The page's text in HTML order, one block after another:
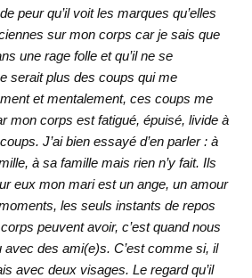
peur qu’il voit les marques qu’elles
sur mon corps car je sais que
une rage folle et qu’il ne se
serait plus des coups qui me
et mentalement, ces coups me
mon corps est fatigué, épuisé, livide à
J’ai bien essayé d’en parler : à
à sa famille mais rien n’y fait. Ils
eux mon mari est un ange, un amour
les seuls instants de repos
peuvent avoir, c’est quand nous
des ami(e)s. C’est comme si, il
avec deux visages. Le regard qu’il